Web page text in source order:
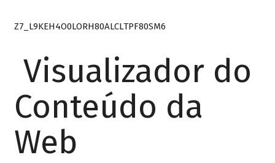
Z7_L9KEH4O0LORH80ALCLTPF80SM6
Visualizador do
Conteúdo da
Web